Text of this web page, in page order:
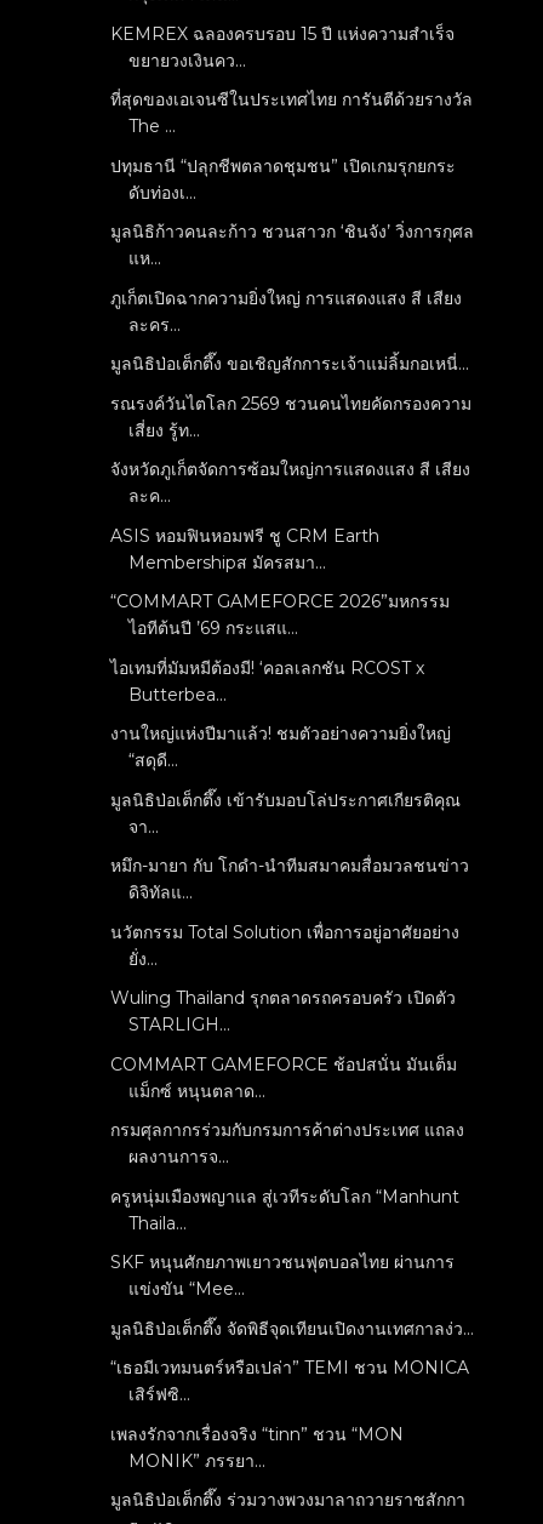
KEMREX ฉลองครบรอบ 15 ปี แห่งความสำเร็จ
ขยายวงเงินคว...
ที่สุดของเอเจนซีในประเทศไทย การันตีด้วยรางวัล
The ...
ปทุมธานี “ปลุกชีพตลาดชุมชน” เปิดเกมรุกยกระ
ดับท่องเ...
มูลนิธิก้าวคนละก้าว ชวนสาวก ‘ชินจัง’ วิ่งการกุศล
แห...
ภูเก็ตเปิดฉากความยิ่งใหญ่ การแสดงแสง สี เสียง
ละคร...
มูลนิธิป่อเต็กตึ๊ง ขอเชิญสักการะเจ้าแม่ลิ้มกอเหนี่...
รณรงค์วันไตโลก 2569 ชวนคนไทยคัดกรองความ
เสี่ยง รู้ท...
จังหวัดภูเก็ตจัดการซ้อมใหญ่การแสดงแสง สี เสียง
ละค...
ASIS หอมฟินหอมฟรี ชู CRM Earth
Membershipส มัครสมา...
“COMMART GAMEFORCE 2026”มหกรรม
ไอทีต้นปี ’69 กระแสแ...
ไอเทมที่มัมหมีต้องมี! ‘คอลเลกชัน RCOST x
Butterbea...
งานใหญ่แห่งปีมาแล้ว! ชมตัวอย่างความยิ่งใหญ่
“สดุดี...
มูลนิธิป่อเต็กตึ๊ง เข้ารับมอบโล่ประกาศเกียรติคุณ
จา...
หมึก-มายา กับ โกดำ-นำทีมสมาคมสื่อมวลชนข่าว
ดิจิทัลแ...
นวัตกรรม Total Solution เพื่อการอยู่อาศัยอย่าง
ยั่ง...
Wuling Thailand รุกตลาดรถครอบครัว เปิดตัว
STARLIGH...
COMMART GAMEFORCE ช้อปสนั่น มันเต็ม
แม็กซ์ หนุนตลาด...
กรมศุลกากรร่วมกับกรมการค้าต่างประเทศ แถลง
ผลงานการจ...
ครูหนุ่มเมืองพญาแล สู่เวทีระดับโลก “Manhunt
Thaila...
SKF หนุนศักยภาพเยาวชนฟุตบอลไทย ผ่านการ
แข่งขัน “Mee...
มูลนิธิป่อเต็กตึ๊ง จัดพิธีจุดเทียนเปิดงานเทศกาลง่ว...
“เธอมีเวทมนตร์หรือเปล่า” TEMI ชวน MONICA
เสิร์ฟซิ...
เพลงรักจากเรื่องจริง “tinn” ชวน “MON
MONIK” ภรรยา...
มูลนิธิป่อเต็กตึ๊ง ร่วมวางพวงมาลาถวายราชสักกา